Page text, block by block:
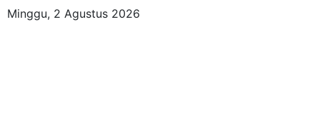
Minggu, 2 Agustus 2026